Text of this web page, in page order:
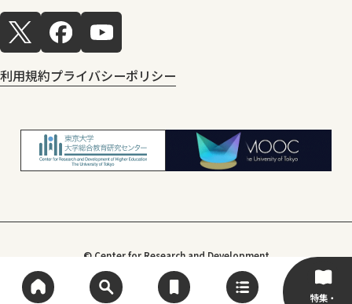
特集・
利用規約プライバシーポリシー
© Center for Research and Development